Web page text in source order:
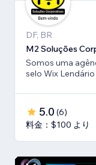
DF, BR
M2 Soluções
Somos uma
selo Wix Lendário
5.0 (6)
料金：$100 より